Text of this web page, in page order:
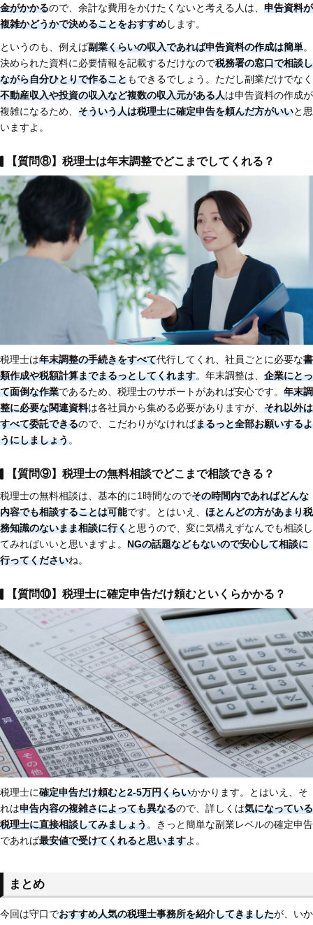
金がかかるので、余計な費用をかけたくないと考える人は、 申告資料が
複雑かどうかで決めることをおすすめします。
というのも、例えば副業くらいの収入であれば申告資料の作成は簡単。
決められた資料に必要情報を記載するだけなので税務署の窓口で相談し
ながら自分ひとりで作ることもできるでしょう。ただし副業だけでなく
不動産収入や投資の収入など複数の収入元がある人は申告資料の作成が
複雑になるため、 そういう人は税理士に確定申告を頼んだ方がいいと思
いますよ。
【質問⑧】税理士は年末調整でどこまでしてくれる？
税理士は年末調整の手続きをすべて代行してくれ、社員ごとに必要な書
類作成や税額計算までまるっとしてくれます。年末調整は、 企業にとっ
て面倒な作業であるため、税理士のサポートがあれば安心です。 年末調
整に必要な関連資料は各社員から集める必要がありますが、 それ以外は
すべて委託できるので、こだわりがなければまるっと全部お願いするよ
うにしましょう。
【質問⑨】税理士の無料相談でどこまで相談できる？
税理士の無料相談は、基本的に1時間なのでその時間内であればどんな
内容でも相談することは可能です。とはいえ、 ほとんどの方があまり税
務知識のないまま相談に行くと思うので、変に気構えずなんでも相談し
てみればいいと思いますよ。 NGの話題などもないので安心して相談に
行ってくださいね。
【質問⑩】税理士に確定申告だけ頼むといくらかかる？
税理士に確定申告だけ頼むと2-5万円くらいかかります。とはいえ、そ
れは申告内容の複雑さによっても異なるので、詳しくは気になっている
税理士に直接相談してみましょう。きっと簡単な副業レベルの確定申告
であれば最安値で受けてくれると思いますよ。
まとめ
今回は守口でおすすめ人気の税理士事務所を紹介してきましたが、いか